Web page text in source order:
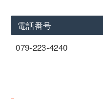
電話番号
079-223-4240